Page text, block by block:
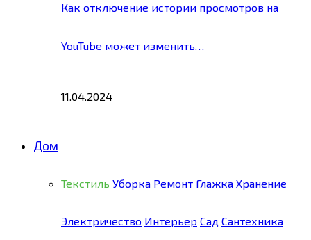
Как отключение истории просмотров на
YouTube может изменить…
11.04.2024
Дом
Текстиль Уборка Ремонт Глажка Хранение
Электричество Интерьер Сад Сантехника